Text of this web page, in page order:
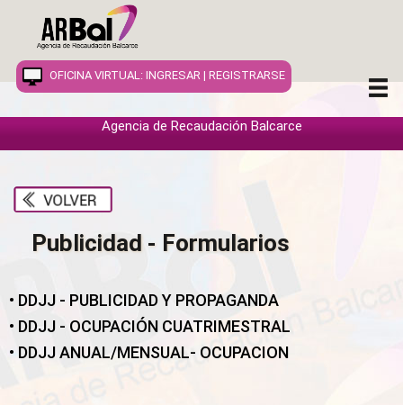
OFICINA VIRTUAL: INGRESAR | REGISTRARSE
Agencia de Recaudación Balcarce
INMUEBLES
VEHÍCULOS
PUBLICIDAD
Publicidad - Formularios
• DDJJ - PUBLICIDAD Y PROPAGANDA
• DDJJ - OCUPACIÓN CUATRIMESTRAL
• DDJJ ANUAL/MENSUAL- OCUPACION